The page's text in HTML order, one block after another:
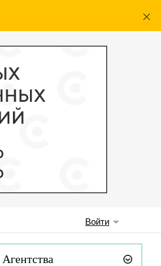
Войти
Агентства